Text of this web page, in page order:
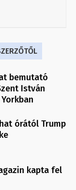
bemutató
István
órától Trump
kapta fel